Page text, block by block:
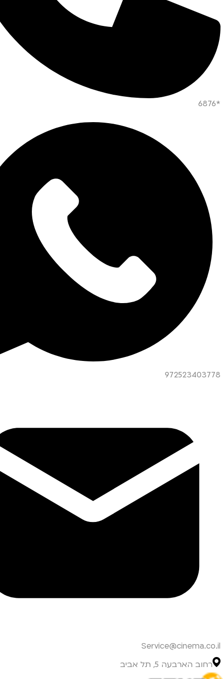
*6876
972523403778
Service@cinema.co.il
רחוב הארבעה 5, תל אביב